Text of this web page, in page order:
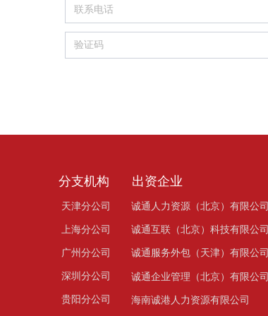
分支机构
天津分公司
上海分公司
广州分公司
深圳分公司
贵阳分公司
诚通人力资源（北京）有限公司
诚通互联（北京）科技有限公司
诚通服务外包（天津）有限公司
诚通企业管理（北京）有限公司
海南诚港人力资源有限公司
出资企业